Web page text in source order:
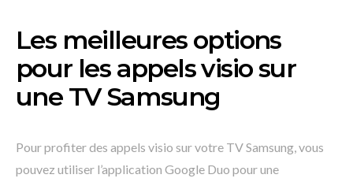
Les meilleures options
pour les appels visio sur
une TV Samsung
Pour profiter des appels visio sur votre TV Samsung, vous
pouvez utiliser l’application Google Duo pour une